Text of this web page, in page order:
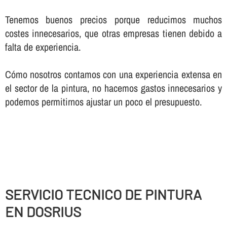
Tenemos buenos precios porque reducimos muchos
costes innecesarios, que otras empresas tienen debido a
falta de experiencia.
Cómo nosotros contamos con una experiencia extensa en
el sector de la pintura, no hacemos gastos innecesarios y
podemos permitirnos ajustar un poco el presupuesto.
SERVICIO TECNICO DE PINTURA
EN DOSRIUS